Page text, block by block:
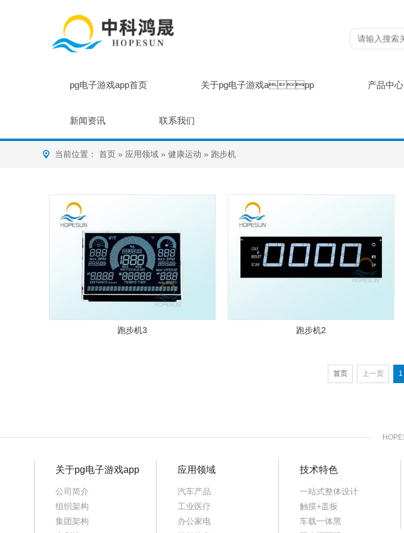
pg电子游戏app首页 关于pg电子游戏app 产品中心
新闻资讯 联系我们
当前位置： 首页 » 应用领域 » 健康运动 » 跑步机
跑步机3 跑步机2
首页 上一页 1
关于pg电子游戏app
公司简介
组织架构
集团架构
应用领域
汽车产品
工业医疗
办公家电
技术特色
一站式整体设计
触摸+盖板
车载一体黑